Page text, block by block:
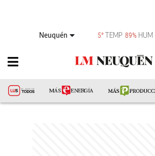
Neuquén 5° TEMP 89% HUM